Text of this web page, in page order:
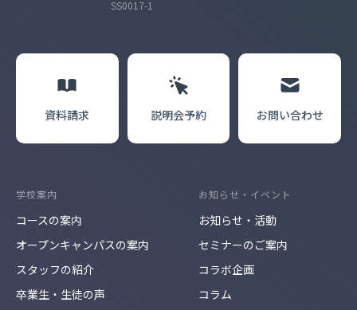
SS0017-1
資料請求 説明会予約 お問い合わせ
学校案内
コースの案内
オープンキャンパスの案内
スタッフの紹介
卒業生・生徒の声
お知らせ・イベント
お知らせ・活動
セミナーのご案内
コラボ企画
コラム